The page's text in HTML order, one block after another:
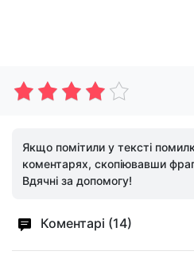
Якщо помітили у тексті
коментарях, скопіювавши
Вдячні за допомогу!
Коментарі (14)